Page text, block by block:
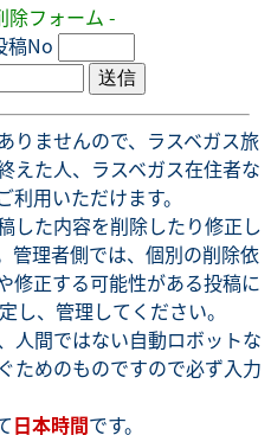
除フォーム -
稿No
りませんので、ラスベガス旅
えた人、ラスベガス在住者な
用いただけます。
した内容を削除したり修正し
管理者側では、個別の削除依
修正する可能性がある投稿に
し、管理してください。
人間ではない自動ロボットな
ためのものですので必ず入力
日本時間です。